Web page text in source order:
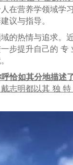
在营养学领域学
议与指导。
的热情与追求。
步提升自己的
恰如其分地描述
志明都以其 独